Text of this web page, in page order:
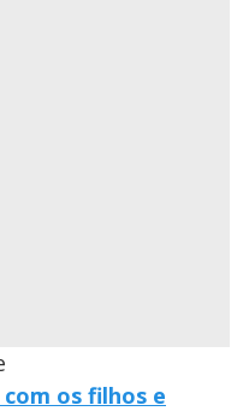
os filhos e